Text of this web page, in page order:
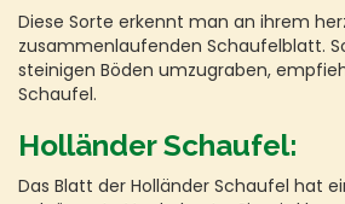
Diese Sorte erkennt man an ihrem
zusammenlaufenden Schaufelblatt.
steinigen Böden umzugraben,
Schaufel.
Holländer Schaufel:
Das Blatt der Holländer Schaufel hat